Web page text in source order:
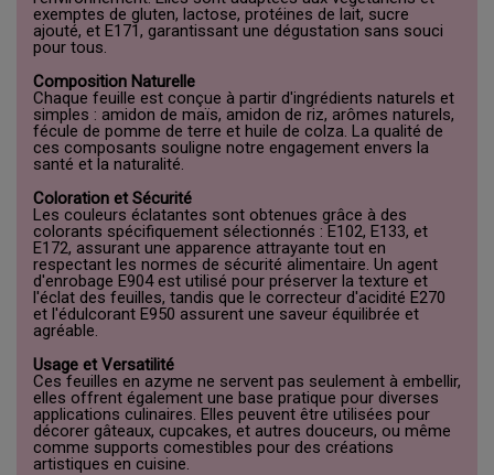
exemptes de gluten, lactose, protéines de lait, sucre
ajouté, et E171, garantissant une dégustation sans souci
pour tous.
Composition Naturelle
Chaque feuille est conçue à partir d'ingrédients naturels et
simples : amidon de maïs, amidon de riz, arômes naturels,
fécule de pomme de terre et huile de colza. La qualité de
ces composants souligne notre engagement envers la
santé et la naturalité.
Coloration et Sécurité
Les couleurs éclatantes sont obtenues grâce à des
colorants spécifiquement sélectionnés : E102, E133, et
E172, assurant une apparence attrayante tout en
respectant les normes de sécurité alimentaire. Un agent
d'enrobage E904 est utilisé pour préserver la texture et
l'éclat des feuilles, tandis que le correcteur d'acidité E270
et l'édulcorant E950 assurent une saveur équilibrée et
agréable.
Usage et Versatilité
Ces feuilles en azyme ne servent pas seulement à embellir,
elles offrent également une base pratique pour diverses
applications culinaires. Elles peuvent être utilisées pour
décorer gâteaux, cupcakes, et autres douceurs, ou même
comme supports comestibles pour des créations
artistiques en cuisine.